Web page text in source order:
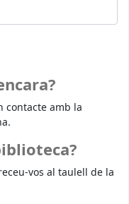
contacte amb la
vos al taulell de la